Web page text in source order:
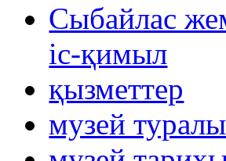
Сыбайлас
іс-қимыл
қызметтер
музей туралы